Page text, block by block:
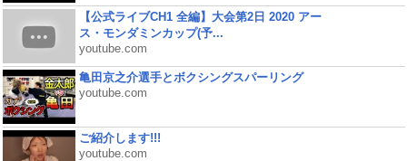
【公式ライブCH1 全編】大会第2日 2020 アー
ス・モンダミンカップ(予...
youtube.com
亀田京之介選手とボクシングスパーリング
youtube.com
ご紹介します!!!
youtube.com